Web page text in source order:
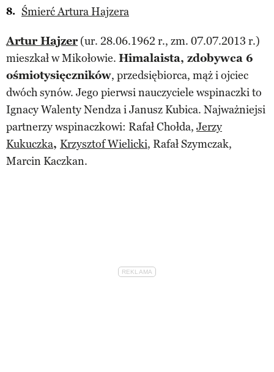
Śmierć Artura Hajzera
Artur Hajzer(ur. 28.06.1962 r., zm. 07.07.2013 r.)
mieszkał w Mikołowie. Himalaista, zdobywca 6
ośmiotysięczników, przedsiębiorca, mąż i ojciec
dwóch synów. Jego pierwsi nauczyciele wspinaczki to
Ignacy Walenty Nendza i Janusz Kubica. Najważniejsi
partnerzy wspinaczkowi: Rafał Chołda, Jerzy
Kukuczka, Krzysztof Wielicki, Rafał Szymczak,
Marcin Kaczkan.